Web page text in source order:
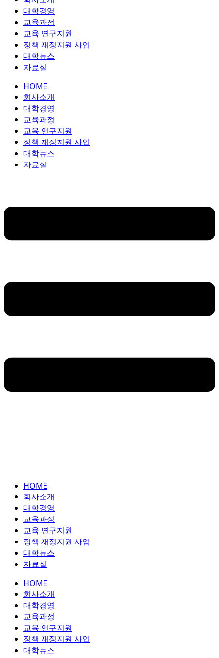
대학경영
교육과정
교육 연구지원
정책 재정지원 사업
대학뉴스
자료실
HOME
회사소개
대학경영
교육과정
교육 연구지원
정책 재정지원 사업
대학뉴스
자료실
HOME
회사소개
대학경영
교육과정
교육 연구지원
정책 재정지원 사업
대학뉴스
자료실
HOME
회사소개
대학경영
교육과정
교육 연구지원
정책 재정지원 사업
대학뉴스